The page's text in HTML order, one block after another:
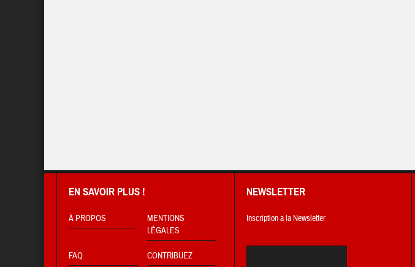
EN SAVOIR PLUS !
À PROPOS
MENTIONS
LÉGALES
FAQ CONTRIBUEZ
NEWSLETTER
Inscription a la Newsletter